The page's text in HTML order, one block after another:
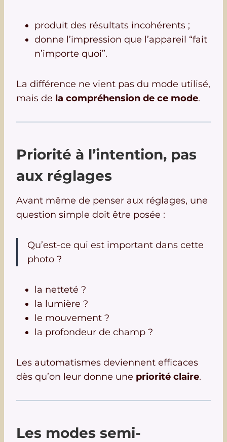
produit des résultats incohérents ;
donne l’impression que l’appareil “fait
n’importe quoi”.
La différence ne vient pas du mode utilisé,
mais de la compréhension de ce mode.
Priorité à l’intention, pas
aux réglages
Avant même de penser aux réglages, une
question simple doit être posée :
Qu’est-ce qui est important dans cette
photo ?
la netteté ?
la lumière ?
le mouvement ?
la profondeur de champ ?
Les automatismes deviennent efficaces
dès qu’on leur donne une priorité claire.
Les modes semi-